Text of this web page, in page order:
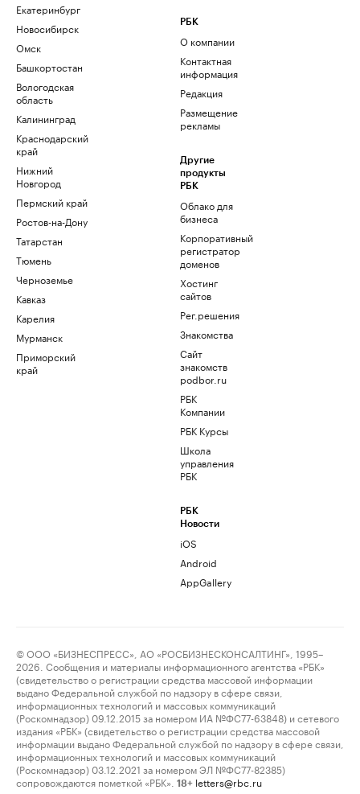
Екатеринбург
Новосибирск
Омск
Башкортостан
Вологодская
область
Калининград
Краснодарский
край
Нижний
Новгород
Пермский край
Ростов-на-Дону
Татарстан
Тюмень
Черноземье
Кавказ
Карелия
Мурманск
Приморский
край
РБК
О компании
Контактная
информация
Редакция
Размещение
рекламы
Другие
продукты
РБК
Облако для
бизнеса
Корпоративный
регистратор
доменов
Хостинг
сайтов
Рег.решения
Знакомства
Сайт
знакомств
podbor.ru
РБК
Компании
РБК Курсы
Школа
управления
РБК
РБК
Новости
iOS
Android
AppGallery
© ООО «БИЗНЕСПРЕСС», АО «РОСБИЗНЕСКОНСАЛТИНГ», 1995–
2026. Сообщения и материалы информационного агентства «РБК»
(свидетельство о регистрации средства массовой информации
выдано Федеральной службой по надзору в сфере связи,
информационных технологий и массовых коммуникаций
(Роскомнадзор) 09.12.2015 за номером ИА №ФС77-63848) и сетевого
издания «РБК» (свидетельство о регистрации средства массовой
информации выдано Федеральной службой по надзору в сфере связи,
информационных технологий и массовых коммуникаций
(Роскомнадзор) 03.12.2021 за номером ЭЛ №ФС77-82385)
сопровождаются пометкой «РБК».
18+ letters@rbc.ru